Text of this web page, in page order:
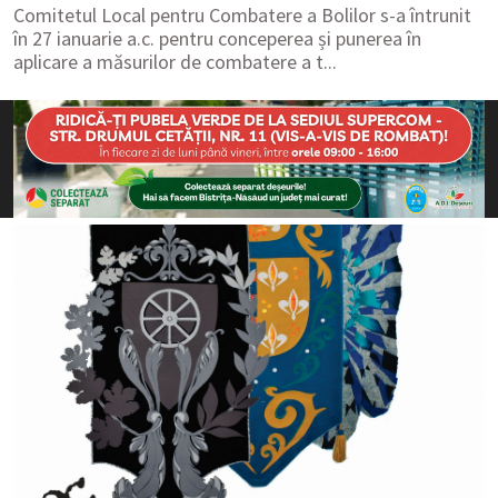
Comitetul Local pentru Combatere a Bolilor s-a întrunit
în 27 ianuarie a.c. pentru conceperea și punerea în
aplicare a măsurilor de combatere a t...